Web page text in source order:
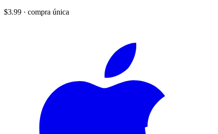
$3.99 · compra única